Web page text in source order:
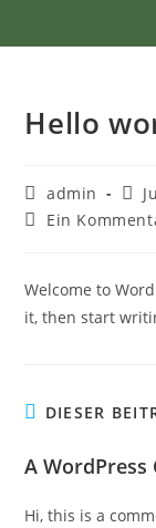
Hello
admin
Ein
Welcome to
it, then start
DIESER
A
Hi, this is a